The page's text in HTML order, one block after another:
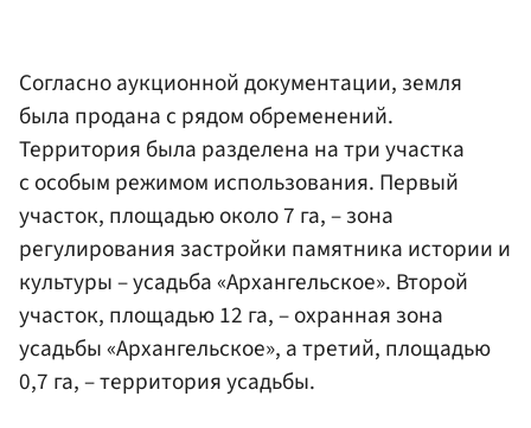
Согласно аукционной документации, земля
была продана с рядом обременений.
Территория была разделена на три участка
с особым режимом использования. Первый
участок, площадью около 7 га, – зона
регулирования застройки памятника истории и
культуры – усадьба «Архангельское». Второй
участок, площадью 12 га, – охранная зона
усадьбы «Архангельское», а третий, площадью
0,7 га, – территория усадьбы.